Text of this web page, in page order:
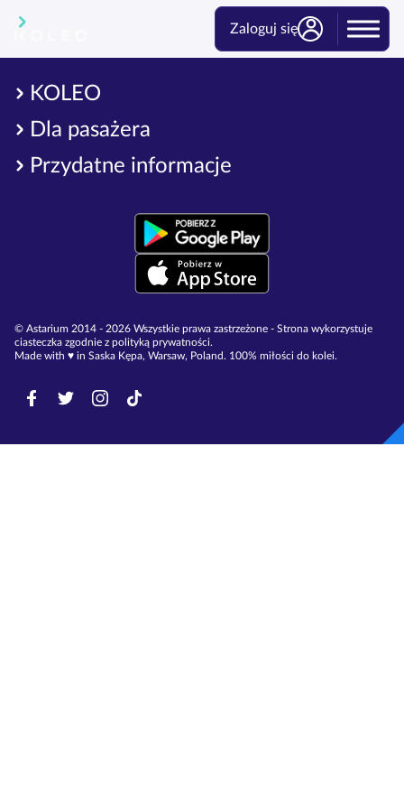
Zaloguj się
KOLEO
Dla pasażera
Przydatne informacje
© Astarium 2014 - 2026 Wszystkie prawa zastrzeżone - Strona wykorzystuje
ciasteczka zgodnie z polityką prywatności.
Made with ♥︎ in Saska Kępa, Warsaw, Poland. 100% miłości do kolei.